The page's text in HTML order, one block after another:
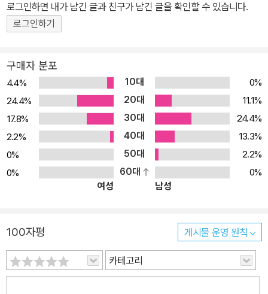
로그인하면 내가 남긴 글과 친구가 남긴 글을 확인할 수 있습니다.
로그인하기
구매자 분포
4.4% 10대
0%
24.4%
20대
11.1%
17.8%
30대
24.4%
2.2%
40대
13.3%
0%
50대
2.2%
0%
60대
0%
여성
남성
100자평 게시물 운영 원칙
카테고리